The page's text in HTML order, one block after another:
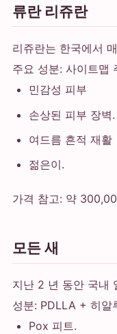
류란 리쥬란
리쥬란는 한국에서
주요 성분: 사이트맵
민감성 피부
손상된 피부 장벽.
여드름 흔적 재활
젊은이.
가격 참고: 약
모든 새
지난 2 년 동안 국내
성분: PDLLA + 히알
Pox 피트.